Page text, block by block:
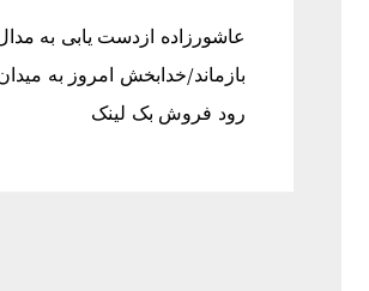
عاشورزاده ازدست يابى به
بازماند/خدابخش امروز به
رود فروش بک لینک